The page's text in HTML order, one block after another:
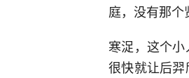
庭，没有那个
寒浞，这个
很快就让后